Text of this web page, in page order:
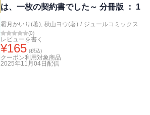
は、一枚の契約書でした～ 分冊版 ： 1
霜月かいり(著), 秋山ヨウ(著) / ジュールコミックス
(0)
レビューを書く
¥165 (税込)
クーポン利用対象商品
2025年11月04日 配信